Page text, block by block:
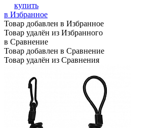
купить
в Избранное
Товар добавлен в Избранное
Товар удалён из Избранного
в Сравнение
Товар добавлен в Сравнение
Товар удалён из Сравнения